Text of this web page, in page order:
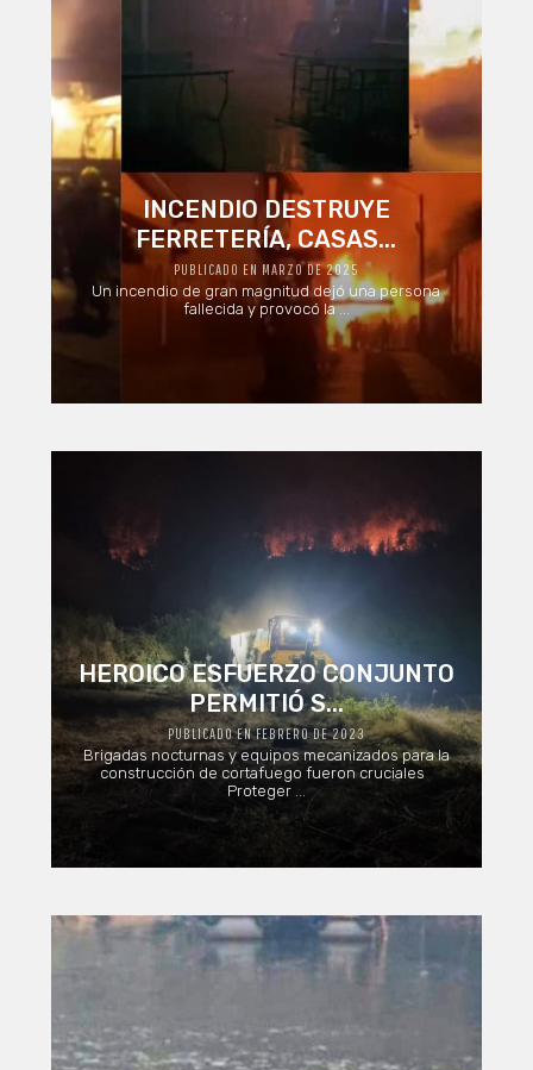
INCENDIO DESTRUYE
FERRETERÍA, CASAS...
PUBLICADO EN MARZO DE 2025
Un incendio de gran magnitud dejó una persona
fallecida y provocó la ...
HEROICO ESFUERZO CONJUNTO
PERMITIÓ S...
PUBLICADO EN FEBRERO DE 2023
Brigadas nocturnas y equipos mecanizados para la
construcción de cortafuego fueron cruciales
Proteger ...